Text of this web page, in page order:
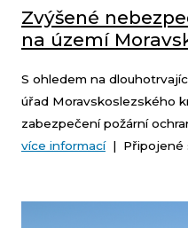
Zvýšené
na území
S ohledem na
úřad Moravskoslezského
zabezpečení požární
více informací| Připojené